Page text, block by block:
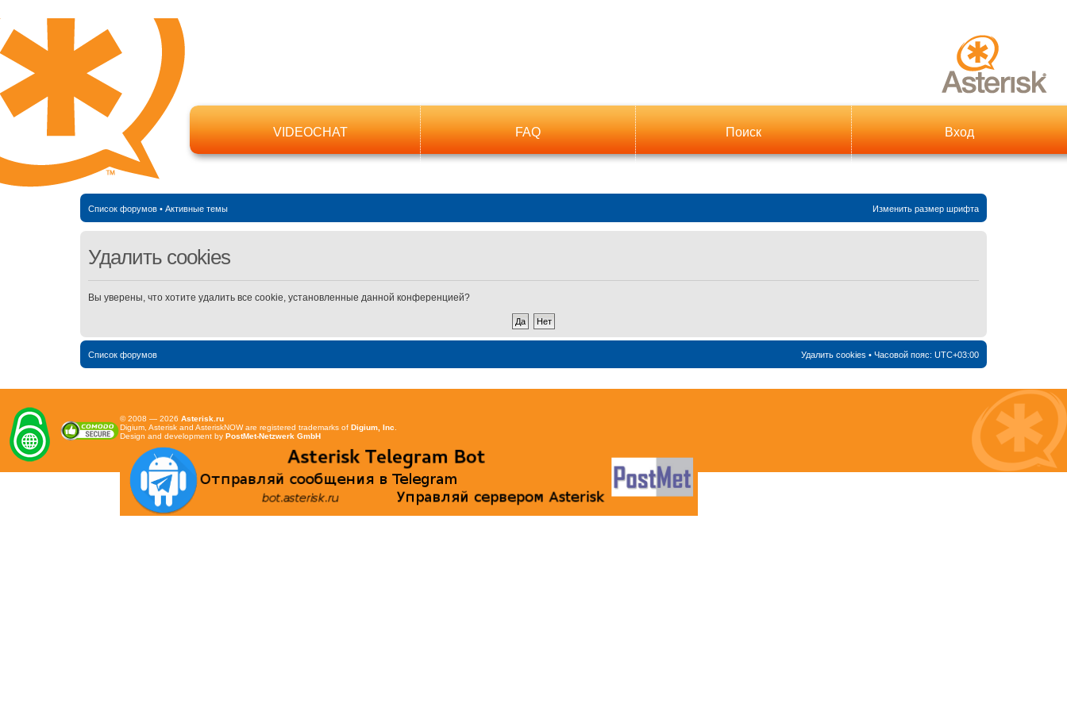
VIDEOCHAT FAQ Поиск Вход
Список форумов• Активные темы Изменить размер шрифта
Удалить cookies
Вы уверены, что хотите удалить все cookie, установленные данной конференцией?
Список форумов Удалить cookies • Часовой пояс:UTC+03:00
© 2008 — 2026 Asterisk.ru
Digium, Asterisk and AsteriskNOW are registered trademarks of Digium, Inc
Design and development by PostMet-Netzwerk GmbH